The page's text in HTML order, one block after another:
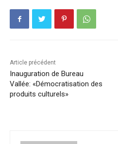
Article précédent
Inauguration de Bureau
Vallée: «Démocratisation des
produits culturels»